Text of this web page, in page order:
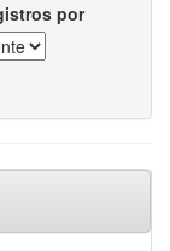
por